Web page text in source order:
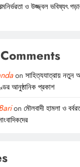
আত্মনির্ভরতা ও উজ্জ্বল ভবিষ্যৎ
onসাহিত্যযাত্রায় নতুন
আনুষ্ঠানিক প্রকাশ
onমৌলবাদী হামলা ও